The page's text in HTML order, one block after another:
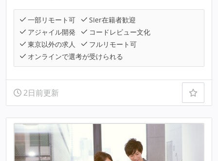
一部リモート可
SIer在籍者歓迎
アジャイル開発
コードレビュー文化
東京以外の求人
フルリモート可
オンラインで選考が受けられる
2日前更新